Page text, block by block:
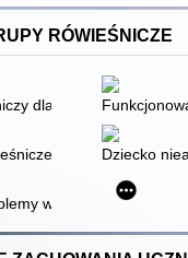
RÓWIEŚNICZE
dla dziecka ze
w klasie szkolnej
Dziecko
wychowawcze